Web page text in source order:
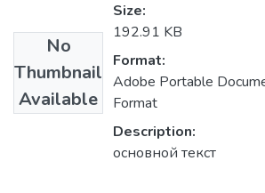
No
Thumbnail
Available
Size:
192.91 KB
Format:
Adobe Portable
Format
Description:
основной текст